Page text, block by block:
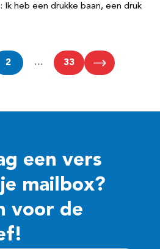
Ik heb een drukke baan, een druk
2 … 33
een vers
mailbox?
voor de